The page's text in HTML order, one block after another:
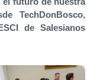
TechDonBosco,
de Salesianos